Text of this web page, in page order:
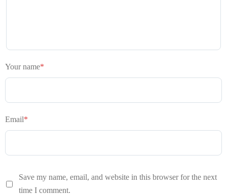
Your name*
Email*
Save my name, email, and website in this browser for the next
time I comment.